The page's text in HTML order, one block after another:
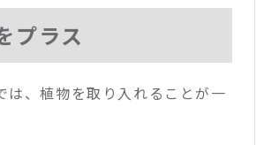
プラス
は、植物を取り入れることが一